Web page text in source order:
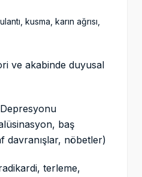
kusma, karın ağrısı,
ve akabinde duyusal
baş
davranışlar, nöbetler)
terleme,